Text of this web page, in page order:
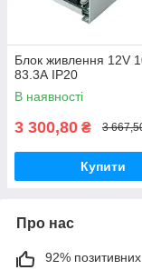
Блок живлення 12V
83.3А IP20
В наявності
3 300,80 ₴ 3
Купити
Про нас
92% позитивних